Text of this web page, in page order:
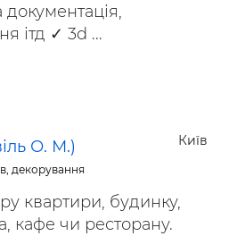
документація,
ітд ✓ 3d ...
Київ
О. М.)
декорування
квартири, будинку,
кафе чи ресторану.